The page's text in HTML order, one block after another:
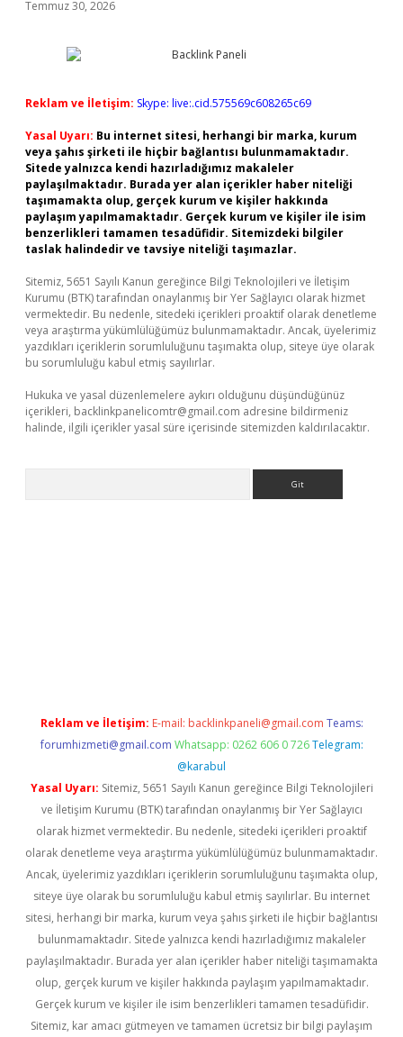
Temmuz 30, 2026
Reklam ve İletişim: Skype: live:.cid.575569c608265c69
Yasal Uyarı: Bu internet sitesi, herhangi bir marka, kurum
veya şahıs şirketi ile hiçbir bağlantısı bulunmamaktadır.
Sitede yalnızca kendi hazırladığımız makaleler
paylaşılmaktadır. Burada yer alan içerikler haber niteliği
taşımamakta olup, gerçek kurum ve kişiler hakkında
paylaşım yapılmamaktadır. Gerçek kurum ve kişiler ile isim
benzerlikleri tamamen tesadüfidir. Sitemizdeki bilgiler
taslak halindedir ve tavsiye niteliği taşımazlar.
Sitemiz, 5651 Sayılı Kanun gereğince Bilgi Teknolojileri ve İletişim
Kurumu (BTK) tarafından onaylanmış bir Yer Sağlayıcı olarak hizmet
vermektedir. Bu nedenle, sitedeki içerikleri proaktif olarak denetleme
veya araştırma yükümlülüğümüz bulunmamaktadır. Ancak, üyelerimiz
yazdıkları içeriklerin sorumluluğunu taşımakta olup, siteye üye olarak
bu sorumluluğu kabul etmiş sayılırlar.
Hukuka ve yasal düzenlemelere aykırı olduğunu düşündüğünüz
içerikleri, backlinkpanelicomtr@gmail.com adresine bildirmeniz
halinde, ilgili içerikler yasal süre içerisinde sitemizden kaldırılacaktır.
Reklam ve İletişim: E-mail: backlinkpaneli@gmail.com Teams:
forumhizmeti@gmail.com Whatsapp: 0262 606 0 726 Telegram:
@karabul
Yasal Uyarı: Sitemiz, 5651 Sayılı Kanun gereğince Bilgi Teknolojileri
ve İletişim Kurumu (BTK) tarafından onaylanmış bir Yer Sağlayıcı
olarak hizmet vermektedir. Bu nedenle, sitedeki içerikleri proaktif
olarak denetleme veya araştırma yükümlülüğümüz bulunmamaktadır.
Ancak, üyelerimiz yazdıkları içeriklerin sorumluluğunu taşımakta olup,
siteye üye olarak bu sorumluluğu kabul etmiş sayılırlar. Bu internet
sitesi, herhangi bir marka, kurum veya şahıs şirketi ile hiçbir bağlantısı
bulunmamaktadır. Sitede yalnızca kendi hazırladığımız makaleler
paylaşılmaktadır. Burada yer alan içerikler haber niteliği taşımamakta
olup, gerçek kurum ve kişiler hakkında paylaşım yapılmamaktadır.
Gerçek kurum ve kişiler ile isim benzerlikleri tamamen tesadüfidir.
Sitemiz, kar amacı gütmeyen ve tamamen ücretsiz bir bilgi paylaşım